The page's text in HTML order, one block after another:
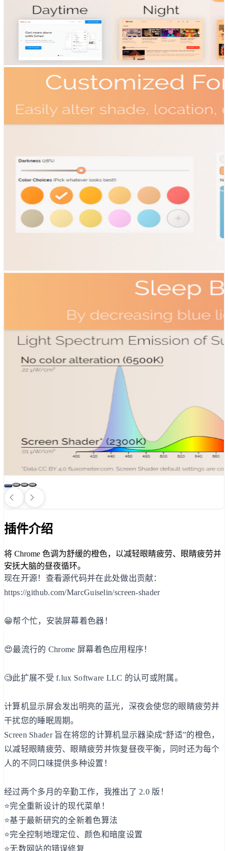
插件介绍
将 Chrome 色调为舒缓的橙色，以减轻眼睛疲劳、眼睛疲劳并
安抚大脑的昼夜循环。
现在开源！查看源代码并在此处做出贡献：
https://github.com/MarcGuiselin/screen-shader
😁帮个忙，安装屏幕着色器！
😍最流行的 Chrome 屏幕着色应用程序！
🧐此扩展不受 f.lux Software LLC 的认可或附属。
计算机显示屏会发出明亮的蓝光，深夜会使您的眼睛疲劳并
干扰您的睡眠周期。
Screen Shader 旨在将您的计算机显示器染成“舒适”的橙色，
以减轻眼睛疲劳、眼睛疲劳并恢复昼夜平衡，同时还为每个
人的不同口味提供多种设置！
经过两个多月的辛勤工作，我推出了 2.0 版！
⭐完全重新设计的现代菜单！
⭐基于最新研究的全新着色算法
⭐完全控制地理定位、颜色和暗度设置
⭐无数网站的错误修复